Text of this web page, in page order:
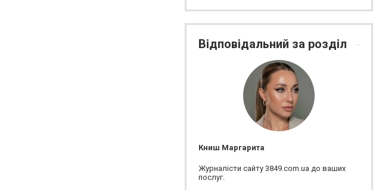
Відповідальний за розділ
Книш Маргарита
Журналісти сайту 3849.com.ua до ваших
послуг.